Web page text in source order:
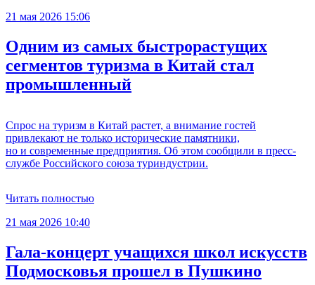
21 мая 2026 15:06
Одним из самых быстрорастущих
сегментов туризма в Китай стал
промышленный
Спрос на туризм в Китай растет, а внимание гостей
привлекают не только исторические памятники,
но и современные предприятия. Об этом сообщили в пресс-
службе Российского союза туриндустрии.
Читать полностью
21 мая 2026 10:40
Гала-концерт учащихся школ искусств
Подмосковья прошел в Пушкино